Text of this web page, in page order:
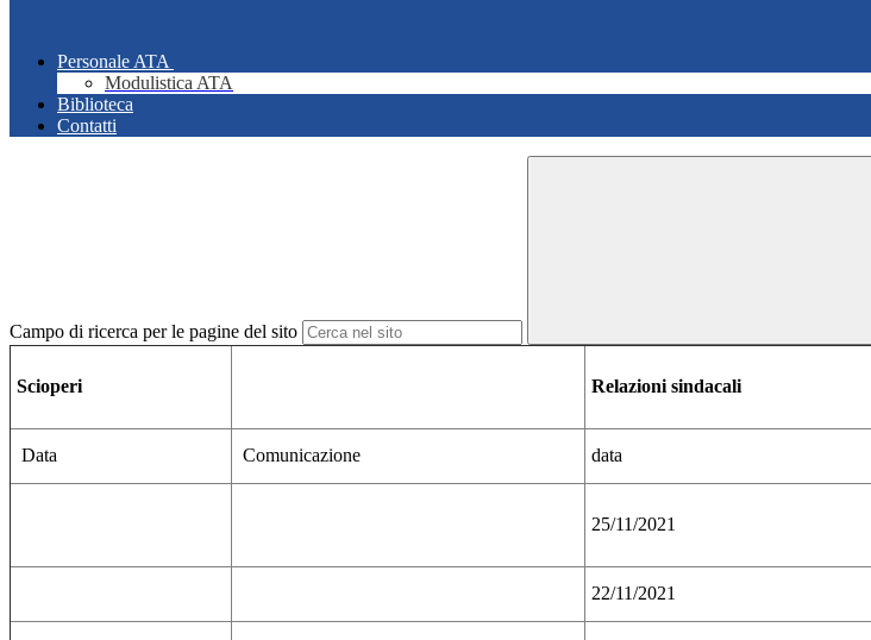
Personale ATA
Modulistica ATA
Biblioteca
Contatti
Campo di ricerca per le pagine del sito
Scioperi Relazioni sindacali
Data Comunicazione data
25/11/2021
22/11/2021